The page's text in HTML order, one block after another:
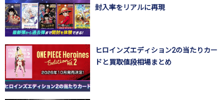
封入率をリアルに再現
ヒロインズエディション2の当たりカー
ドと買取値段相場まとめ